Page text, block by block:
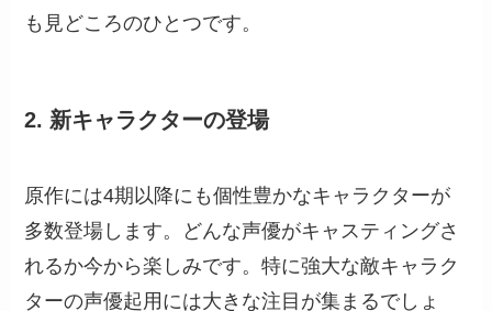
も見どころのひとつです。
2. 新キャラクターの登場
原作には4期以降にも個性豊かなキャラクターが
多数登場します。どんな声優がキャスティングさ
れるか今から楽しみです。特に強大な敵キャラク
ターの声優起用には大きな注目が集まるでしょ